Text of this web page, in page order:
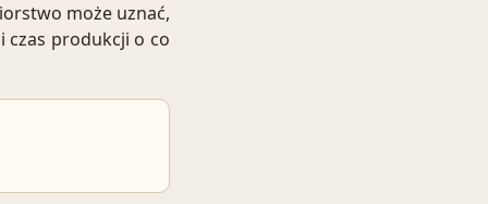
może uznać,
czas produkcji o co